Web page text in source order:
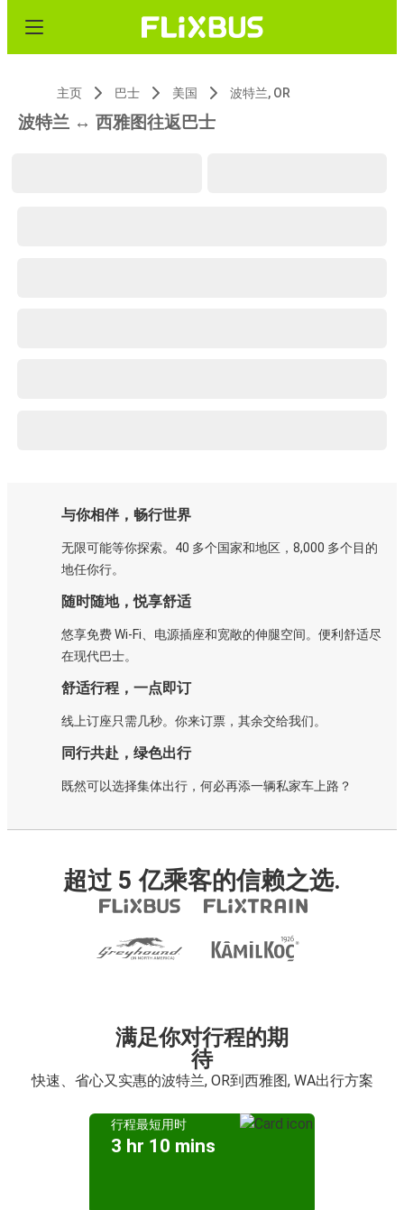
主页 巴士 美国 波特兰, OR
波特兰 ↔ 西雅图往返巴士
与你相伴，畅行世界
无限可能等你探索。40 多个国家和地区，8,000 多个目的
地任你行。
随时随地，悦享舒适
悠享免费 Wi-Fi、电源插座和宽敞的伸腿空间。便利舒适尽
在现代巴士。
舒适行程，一点即订
线上订座只需几秒。你来订票，其余交给我们。
同行共赴，绿色出行
既然可以选择集体出行，何必再添一辆私家车上路？
超过 5 亿乘客的信赖之选.
满足你对行程的期
待
快速、省心又实惠的波特兰, OR到西雅图, WA出行方案
行程最短用时
3 hr 10 mins